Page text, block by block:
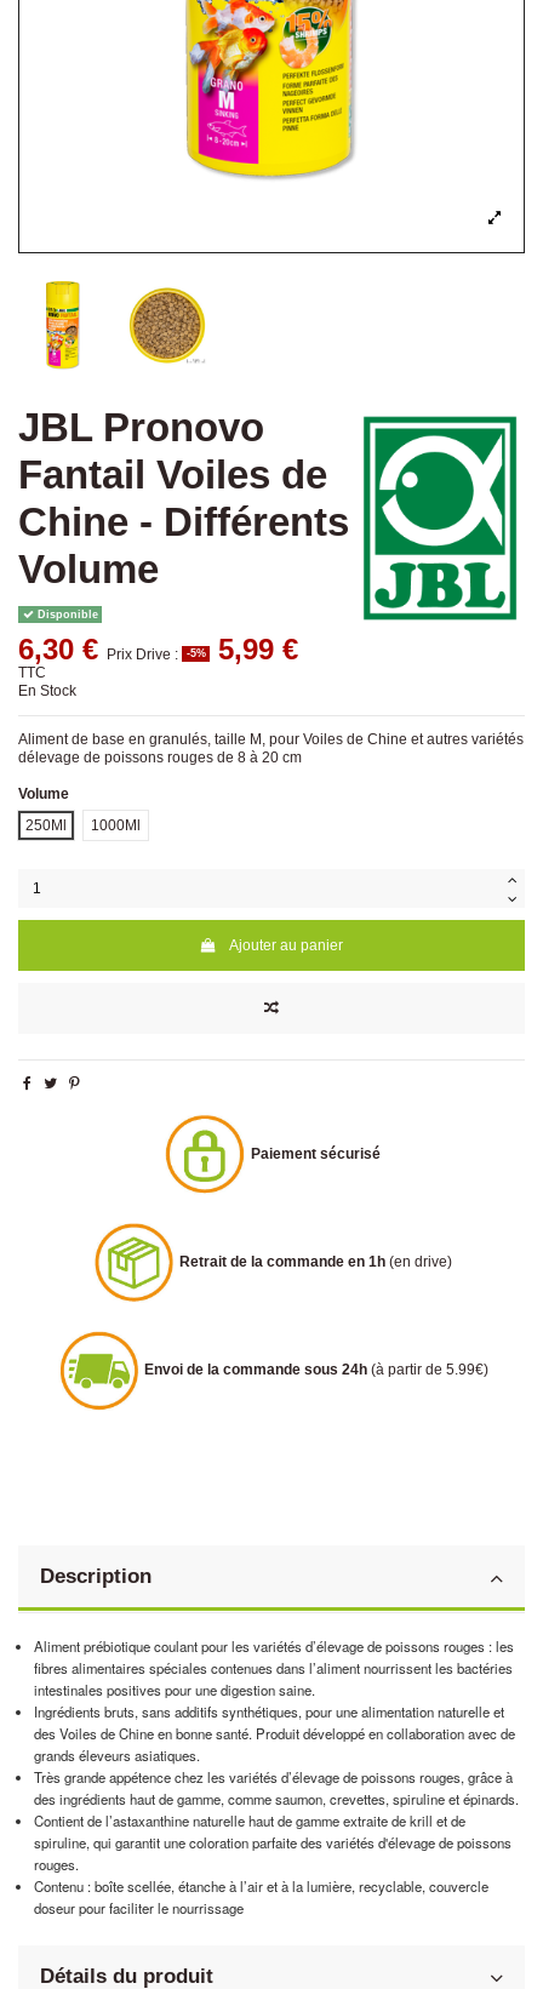
JBL Pronovo
Fantail Voiles de
Chine - Différents
Volume
Disponible
6,30 € Prix Drive : -5% 5,99 €
TTC
En Stock
Aliment de base en granulés, taille M, pour Voiles de Chine et autres variétés
délevage de poissons rouges de 8 à 20 cm
Volume
250Ml
1000Ml
Ajouter au panier
Paiement sécurisé
Retrait de la commande en 1h (en drive)
Envoi de la commande sous 24h (à partir de 5.99€)
Description
Aliment prébiotique coulant pour les variétés d’élevage de poissons rouges : les
fibres alimentaires spéciales contenues dans l’aliment nourrissent les bactéries
intestinales positives pour une digestion saine.
Ingrédients bruts, sans additifs synthétiques, pour une alimentation naturelle et
des Voiles de Chine en bonne santé. Produit développé en collaboration avec de
grands éleveurs asiatiques.
Très grande appétence chez les variétés d’élevage de poissons rouges, grâce à
des ingrédients haut de gamme, comme saumon, crevettes, spiruline et épinards.
Contient de l’astaxanthine naturelle haut de gamme extraite de krill et de
spiruline, qui garantit une coloration parfaite des variétés d'élevage de poissons
rouges.
Contenu : boîte scellée, étanche à l’air et à la lumière, recyclable, couvercle
doseur pour faciliter le nourrissage
Détails du produit